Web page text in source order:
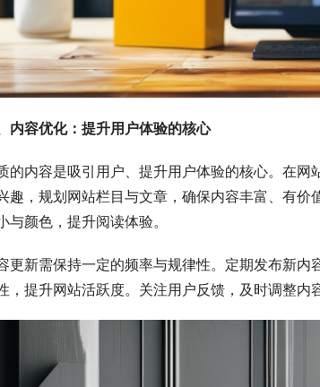
内容优化：提升用户体验的核心
的内容是吸引用户、提升用户体验的核心。在
趣，规划网站栏目与文章，确保内容丰富、有
与颜色，提升阅读体验。
更新需保持一定的频率与规律性。定期发布新
，提升网站活跃度。关注用户反馈，及时调整内